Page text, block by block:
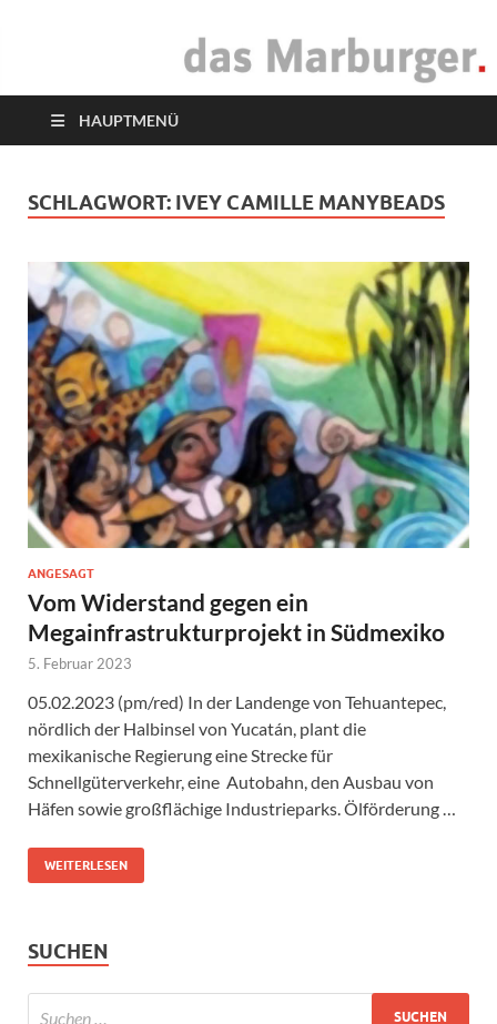
das Marburger.
HAUPTMENÜ
SCHLAGWORT: IVEY CAMILLE MANYBEADS
ANGESAGT
Vom Widerstand gegen ein
Megainfrastrukturprojekt in Südmexiko
5. Februar 2023
05.02.2023 (pm/red) In der Landenge von Tehuantepec,
nördlich der Halbinsel von Yucatán, plant die
mexikanische Regierung eine Strecke für
Schnellgüterverkehr, eine Autobahn, den Ausbau von
Häfen sowie großflächige Industrieparks. Ölförderung …
WEITERLESEN
SUCHEN